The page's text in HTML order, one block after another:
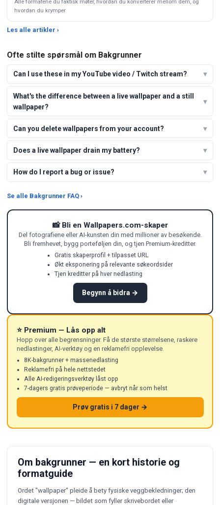
Alle formatene du faktisk møter, hvordan du konverterer mellom dem, og
hvordan du krymper
Les alle artikler ›
Ofte stilte spørsmål om Bakgrunner
Can I use these in my YouTube video / Twitch stream?
What's the difference between a live wallpaper and a still
wallpaper?
Can you delete wallpapers from your account?
Does a live wallpaper drain my battery?
How do I report a bug or issue?
Se alle Bakgrunner FAQ ›
📸 Bli en Wallpapers.com-skaper
Del fotografiene eller AI-kunsten din med millioner av besøkende.
Bli fremhevet, bygg porteføljen din, og tjen Premium-kreditter.
Gratis skaperprofil + tilpasset URL
Økt eksponering på relevante søkeordsider
Tjen kreditter på hver nedlasting
Begynn å bidra →
⭐ Premium — Lås opp alt
Hopp over alle begrensninger. Få de største størrelsene, raskere
nedlastinger, AI-verktøy og en reklamefri opplevelse.
8K-bakgrunner + massenedlasting
Reklamefri på hele nettstedet
Alle AI-redigeringsverktøy låst opp
7-dagers gratis prøveperiode — avbryt når som helst
Prøv gratis i 7 dager →
Om bakgrunner — en kort historie og
formatguide
Ordet "wallpaper" pleide å bety fysiske veggbekledninger; den
digitale versjonen — bildet som fyller skrivebordet eller